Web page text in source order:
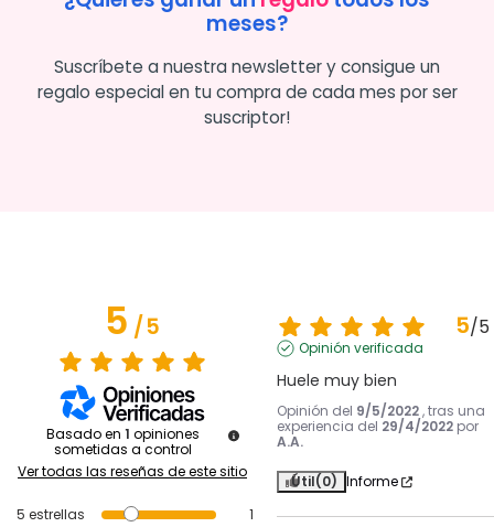
meses?
Suscríbete a nuestra newsletter y consigue un
regalo especial en tu compra de cada mes por ser
suscriptor!
5/5
Basado en 1 opiniones
sometidas a control
Ver todas las reseñas de este sitio
5 estrellas
1
5/5
Opinión verificada
Huele muy bien
Opinión del 9/5/2022 , tras una
experiencia del 29/4/2022 por
A.A.
Útil(0) Informe